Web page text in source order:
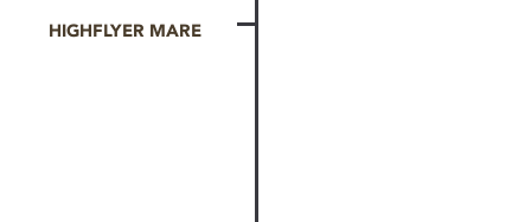
HIGHFLYER MARE